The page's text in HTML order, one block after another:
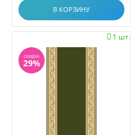
В КОРЗИНУ
1 шт.

СКИДКА
29%